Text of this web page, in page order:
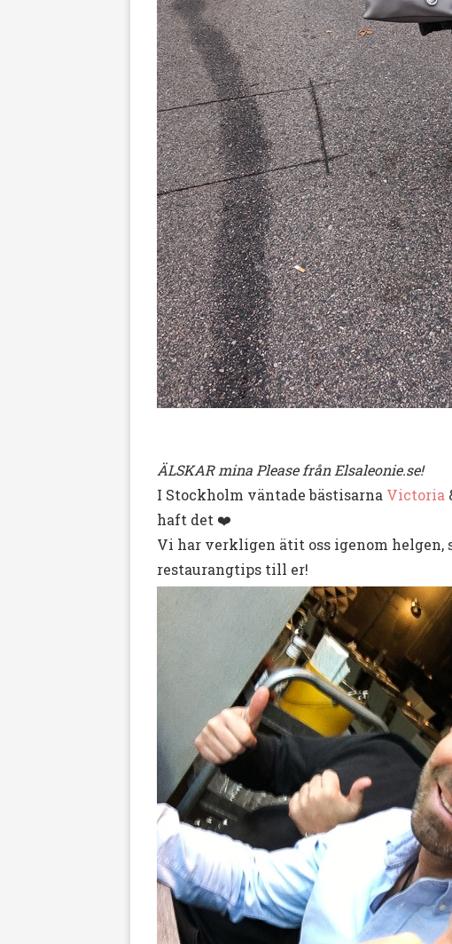
ÄLSKAR mina Please från Elsaleonie.se!
I Stockholm väntade bästisarna Victoria
haft det ❤️
Vi har verkligen ätit oss igenom
restaurangtips till er!